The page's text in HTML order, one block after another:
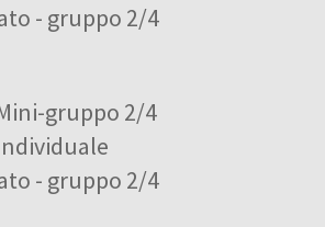
- gruppo 2/4
gruppo 2/4
- gruppo 2/4